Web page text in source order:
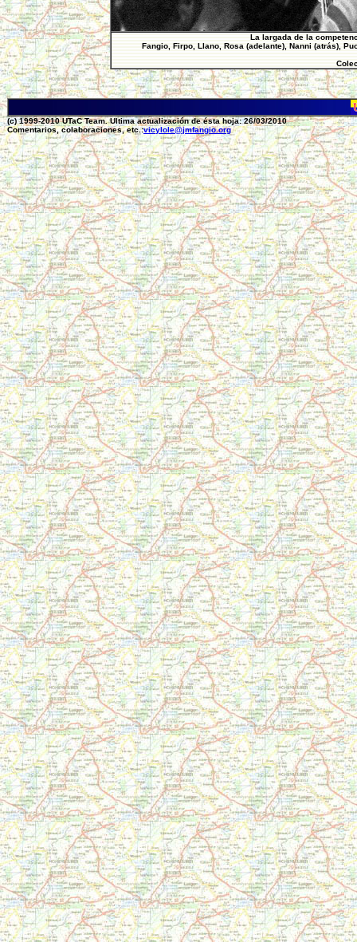
La largada de la
Fangio, Firpo, Llano, Rosa (adelante), Nanni (atrás),
(c) 1999-2010 UTaC Team. Ultima actualización de ésta hoja: 26/03/2010
Comentarios, colaboraciones, etc.:vicylole@jmfangio.org